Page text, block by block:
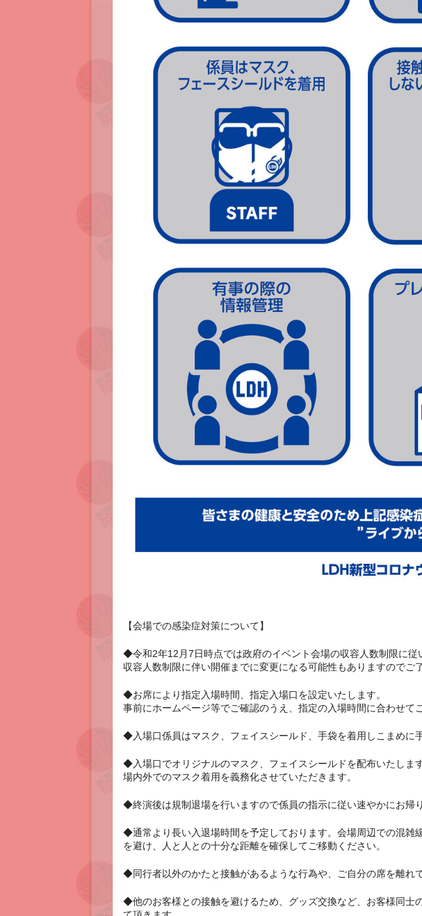
【会場での感染症対策について】
◆令和2年12月7日時点では政府のイベント会場の収容人数制限に
収容人数制限に伴い開催までに変更になる可能性もありますのでご
◆お席により指定入場時間、指定入場口を設定いたします。
事前にホームページ等でご確認のうえ、指定の入場時間に合わせて
◆入場口係員はマスク、フェイスシールド、手袋を着用しこまめに
◆入場口でオリジナルのマスク、フェイスシールドを配布いたします
場内外でのマスク着用を義務化させていただきます。
◆終演後は規制退場を行いますので係員の指示に従い速やかにお帰
◆通常より長い入退場時間を予定しております。会場周辺での混雑
を避け、人と人との十分な距離を確保してご移動ください。
◆同行者以外のかたと接触があるような行為や、ご自分の席を離れ
◆他のお客様との接触を避けるため、グッズ交換など、お客様同士